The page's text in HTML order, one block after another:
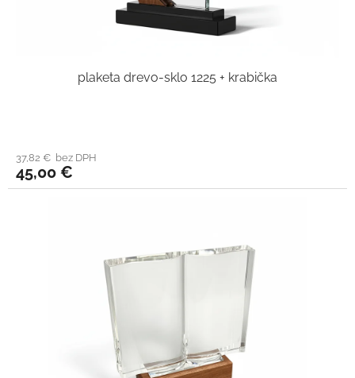
plaketa drevo-sklo 1225 + krabička
37,82 € bez DPH
45,00 €